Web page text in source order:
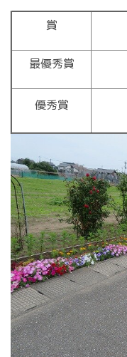
賞
最優秀賞
優秀賞